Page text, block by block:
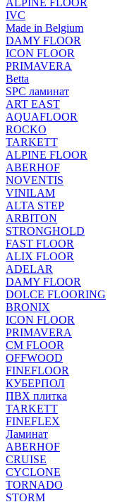
ALPINE FLOOR
IVC
Made in Belgium
DAMY FLOOR
ICON FLOOR
PRIMAVERA
Betta
SPC ламинат
ART EAST
AQUAFLOOR
ROCKO
TARKETT
ALPINE FLOOR
ABERHOF
NOVENTIS
VINILAM
ALTA STEP
ARBITON
STRONGHOLD
FAST FLOOR
ALIX FLOOR
ADELAR
DAMY FLOOR
DOLCE FLOORING
BRONIX
ICON FLOOR
PRIMAVERA
CM FLOOR
OFFWOOD
FINEFLOOR
КУБЕРПОЛ
ПВХ плитка
TARKETT
FINEFLEX
Ламинат
ABERHOF
CRUISE
CYCLONE
TORNADO
STORM